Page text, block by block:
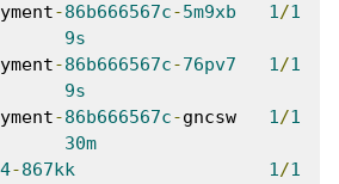
-86b666567c-5m9xb 1/1
9s
-86b666567c-76pv7 1/1
9s
-86b666567c-gncsw 1/1
30m
-867kk 1/1